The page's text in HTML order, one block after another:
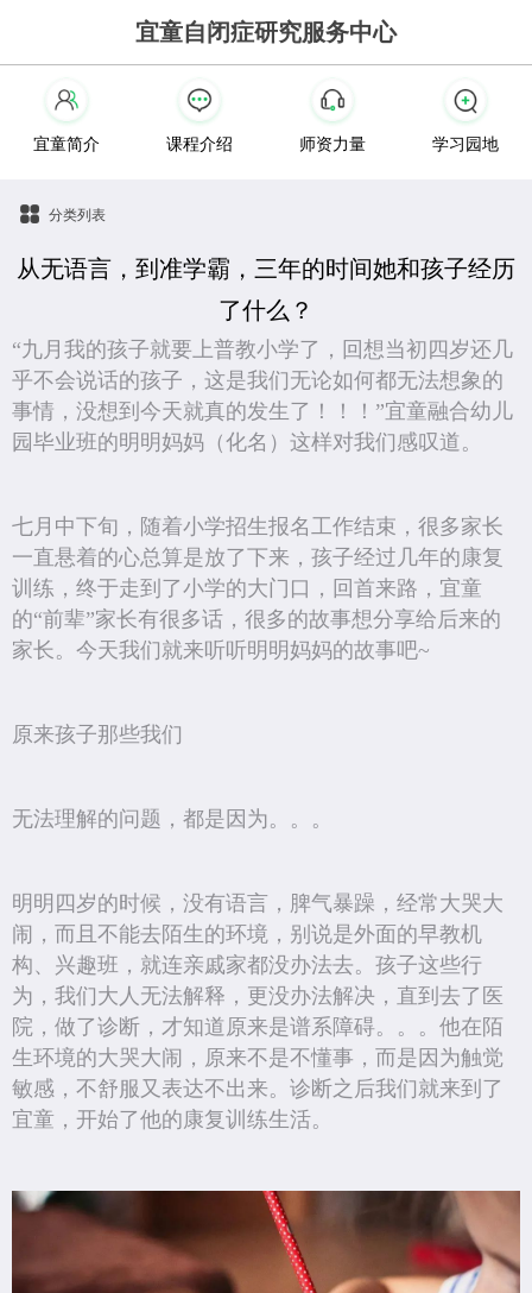
宜童自闭症研究服务中心
宜童简介 课程介绍 师资力量 学习园地
分类列表
从无语言，到准学霸，三年的时间她和孩子经历
了什么？
“九月我的孩子就要上普教小学了，回想当初四岁还几
乎不会说话的孩子，这是我们无论如何都无法想象的
事情，没想到今天就真的发生了！！！”宜童融合幼儿
园毕业班的明明妈妈（化名）这样对我们感叹道。
七月中下旬，随着小学招生报名工作结束，很多家长
一直悬着的心总算是放了下来，孩子经过几年的康复
训练，终于走到了小学的大门口，回首来路，宜童
的“前辈”家长有很多话，很多的故事想分享给后来的
家长。今天我们就来听听明明妈妈的故事吧~
原来孩子那些我们
无法理解的问题，都是因为。。。
明明四岁的时候，没有语言，脾气暴躁，经常大哭大
闹，而且不能去陌生的环境，别说是外面的早教机
构、兴趣班，就连亲戚家都没办法去。孩子这些行
为，我们大人无法解释，更没办法解决，直到去了医
院，做了诊断，才知道原来是谱系障碍。。。他在陌
生环境的大哭大闹，原来不是不懂事，而是因为触觉
敏感，不舒服又表达不出来。诊断之后我们就来到了
宜童，开始了他的康复训练生活。